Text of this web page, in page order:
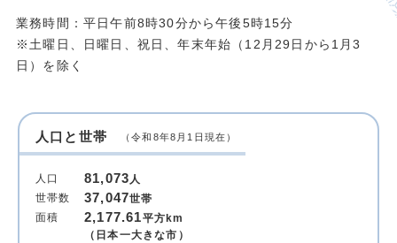
業務時間：平日午前8時30分から午後5時15分
※土曜日、日曜日、祝日、年末年始（12月29日から1月3
日）を除く
人口と世帯 （令和8年8月1日現在）
人口 81,073人
世帯数
37,047世帯
面積
2,177.61平方km
（日本一大きな市）